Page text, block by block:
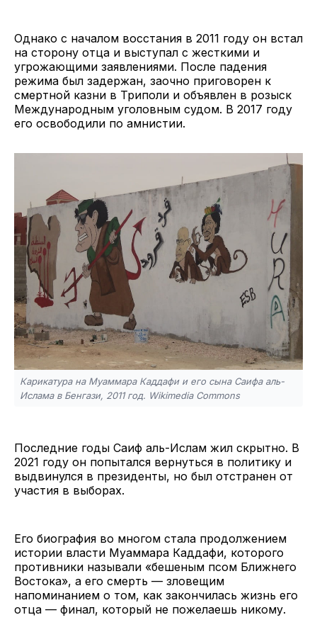
Однако с началом восстания в 2011 году он встал
на сторону отца и выступал с жесткими и
угрожающими заявлениями. После падения
режима был задержан, заочно приговорен к
смертной казни в Триполи и объявлен в розыск
Международным уголовным судом. В 2017 году
его освободили по амнистии.
Карикатура на Муаммара Каддафи и его сына Саифа аль-
Ислама в Бенгази, 2011 год. Wikimedia Commons
Последние годы Саиф аль-Ислам жил скрытно. В
2021 году он попытался вернуться в политику и
выдвинулся в президенты, но был отстранен от
участия в выборах.
Его биография во многом стала продолжением
истории власти Муаммара Каддафи, которого
противники называли «бешеным псом Ближнего
Востока», а его смерть — зловещим
напоминанием о том, как закончилась жизнь его
отца — финал, который не пожелаешь никому.